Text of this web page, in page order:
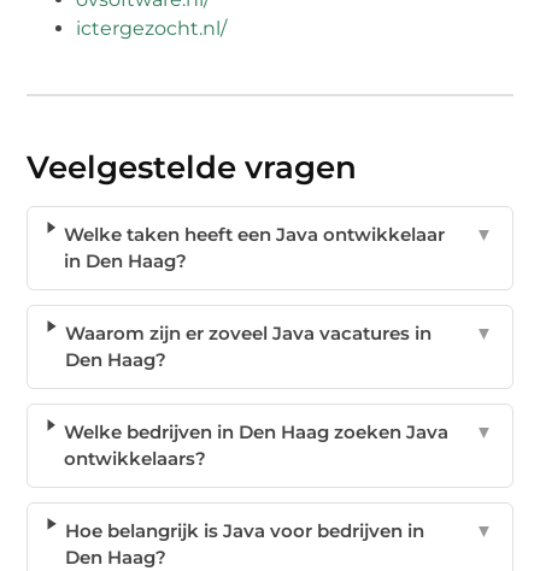
ictergezocht.nl/
Veelgestelde vragen
Welke taken heeft een Java ontwikkelaar
in Den Haag?
▼
Waarom zijn er zoveel Java vacatures in
Den Haag?
▼
Welke bedrijven in Den Haag zoeken Java
ontwikkelaars?
▼
Hoe belangrijk is Java voor bedrijven in
Den Haag?
▼